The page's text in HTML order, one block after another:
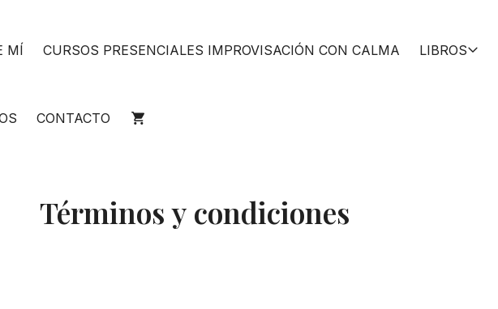
MÍ CURSOS PRESENCIALES IMPROVISACIÓN CON CALMA LIBROS
CONTACTO
Términos y condiciones